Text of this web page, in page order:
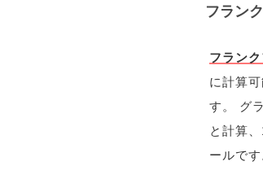
フラン
フラン
に計算
す。 グ
と計算
ールで